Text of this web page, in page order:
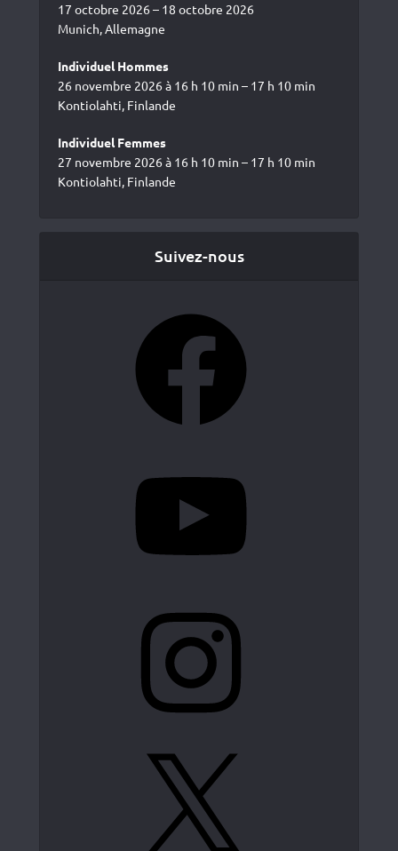
17 octobre 2026 – 18 octobre 2026
Munich, Allemagne
Individuel Hommes
26 novembre 2026 à 16 h 10 min – 17 h 10 min
Kontiolahti, Finlande
Individuel Femmes
27 novembre 2026 à 16 h 10 min – 17 h 10 min
Kontiolahti, Finlande
Suivez-nous